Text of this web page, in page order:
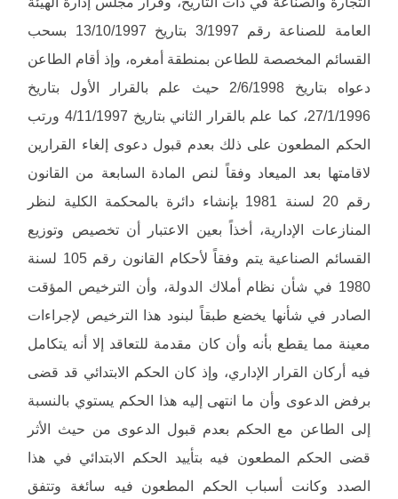
العامة للصناعة رقم 3/1997 بتاريخ 13/10/1997 بسحب
القسائم المخصصة للطاعن بمنطقة أمغره، وإذ أقام الطاعن
دعواه بتاريخ 2/6/1998 حيث علم بالقرار الأول بتاريخ
27/1/1996، كما علم بالقرار الثاني بتاريخ 4/11/1997 ورتب
الحكم المطعون على ذلك بعدم قبول دعوى إلغاء القرارين
لاقامتها بعد الميعاد وفقاً لنص المادة السابعة من القانون
رقم 20 لسنة 1981 بإنشاء دائرة بالمحكمة الكلية لنظر
المنازعات الإدارية، أخذاً بعين الاعتبار أن تخصيص وتوزيع
القسائم الصناعية يتم وفقاً لأحكام القانون رقم 105 لسنة
1980 في شأن نظام أملاك الدولة، وأن الترخيص المؤقت
الصادر في شأنها يخضع طبقاً لبنود هذا الترخيص لإجراءات
معينة مما يقطع بأنه وأن كان مقدمة للتعاقد إلا أنه يتكامل
فيه أركان القرار الإداري، وإذ كان الحكم الابتدائي قد قضى
برفض الدعوى وأن ما انتهى إليه هذا الحكم يستوي بالنسبة
إلى الطاعن مع الحكم بعدم قبول الدعوى من حيث الأثر
قضى الحكم المطعون فيه بتأييد الحكم الابتدائي في هذا
الصدد وكانت أسباب الحكم المطعون فيه سائغة وتتفق